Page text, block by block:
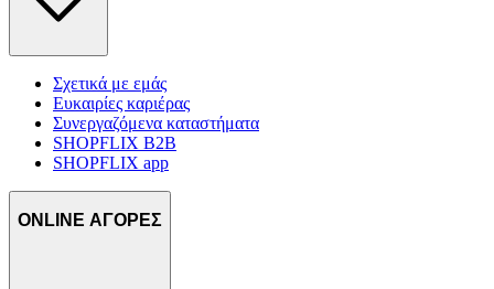
Σχετικά με εμάς
Ευκαιρίες καριέρας
Συνεργαζόμενα καταστήματα
SHOPFLIX B2B
SHOPFLIX app
ONLINE ΑΓΟΡΕΣ